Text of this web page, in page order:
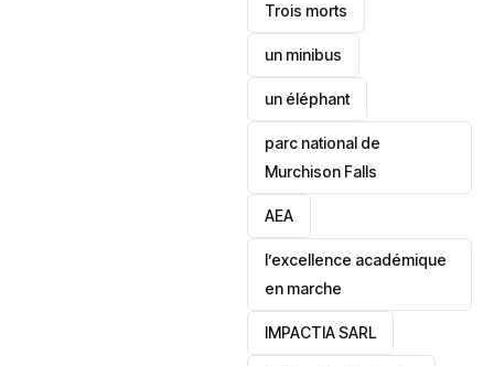
Trois morts
un minibus
un éléphant
parc national de
Murchison Falls
AEA
l’excellence académique
en marche
IMPACTIA SARL